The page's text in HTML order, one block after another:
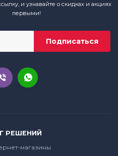
и узнавайте о скидках и акциях
первыми!
РЕШЕНИЙ
магазины